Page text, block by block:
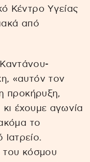
Κέντρο Υγείας
από
«αυτόν τον
προκήρυξη,
έχουμε αγωνία
το
του κόσμου